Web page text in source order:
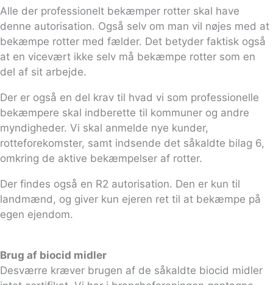
Alle der professionelt bekæmper rotter skal have
denne autorisation. Også selv om man vil nøjes med at
bekæmpe rotter med fælder. Det betyder faktisk også
at en vicevært ikke selv må bekæmpe rotter som en
del af sit arbejde.
Der er også en del krav til hvad vi som professionelle
bekæmpere skal indberette til kommuner og andre
myndigheder. Vi skal anmelde nye kunder,
rotteforekomster, samt indsende det såkaldte bilag 6,
omkring de aktive bekæmpelser af rotter.
Der findes også en R2 autorisation. Den er kun til
landmænd, og giver kun ejeren ret til at bekæmpe på
egen ejendom.
Brug af biocid midler
Desværre kræver brugen af de såkaldte biocid midler